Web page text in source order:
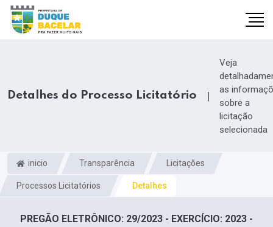
Detalhes do Processo Licitatório |
Veja
as
sobre a
licitação
selecionada
inicio Transparência Licitações
Processos Licitatórios Detalhes
PREGÃO ELETRÔNICO: 29/2023 - EXERCÍCIO: 2023 -